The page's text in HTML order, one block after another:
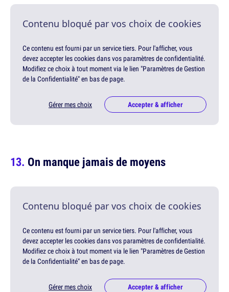
Contenu bloqué par vos choix de cookies
Ce contenu est fourni par un service tiers. Pour l'afficher, vous
devez accepter les cookies dans vos paramètres de confidentialité.
Modifiez ce choix à tout moment via le lien "Paramètres de Gestion
de la Confidentialité" en bas de page.
Gérer mes choix Accepter & afficher
On manque jamais de moyens
Contenu bloqué par vos choix de cookies
Ce contenu est fourni par un service tiers. Pour l'afficher, vous
devez accepter les cookies dans vos paramètres de confidentialité.
Modifiez ce choix à tout moment via le lien "Paramètres de Gestion
de la Confidentialité" en bas de page.
Gérer mes choix Accepter & afficher